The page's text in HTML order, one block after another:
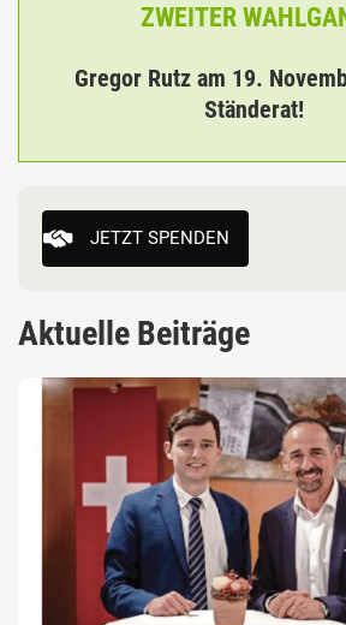
ZWEITER
Gregor Rutz am 19.
Ständerat!
JETZT SPENDEN
Aktuelle Beiträge